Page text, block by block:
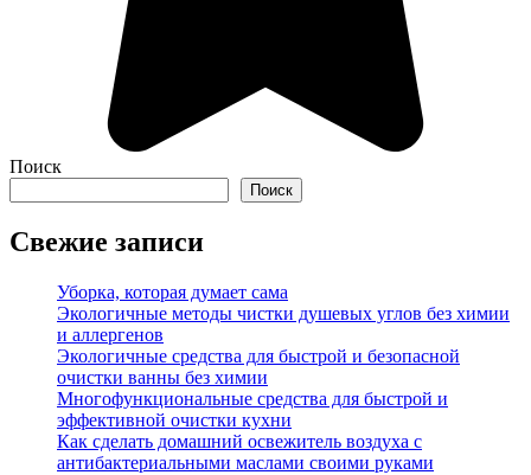
Поиск
Поиск
Свежие записи
Уборка, которая думает сама
Экологичные методы чистки душевых углов без химии
и аллергенов
Экологичные средства для быстрой и безопасной
очистки ванны без химии
Многофункциональные средства для быстрой и
эффективной очистки кухни
Как сделать домашний освежитель воздуха с
антибактериальными маслами своими руками